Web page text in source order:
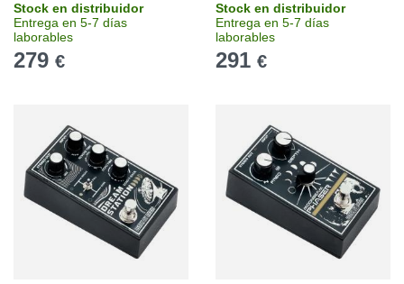
Stock en distribuidor
Entrega en 5-7 días
laborables
279 €
Stock en distribuidor
Entrega en 5-7 días
laborables
291 €